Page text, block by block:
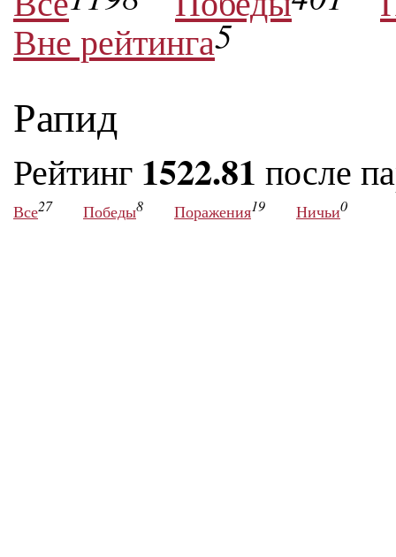
Вне рейтинга5
Рапид
Рейтинг 1522.81 после
Все27 Победы8 Поражения19 Ничьи0